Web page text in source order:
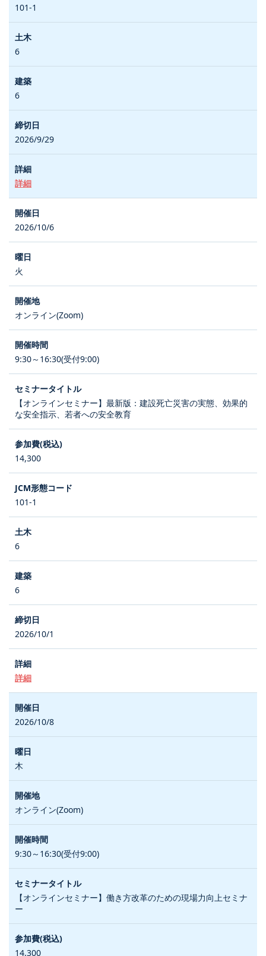
101-1
6
6
2026/9/29
詳細
2026/10/6
火
オンライン(Zoom)
9:30～16:30(受付9:00)
【オンラインセミナー】最新版：建設死亡災害の実態、効果的
な安全指示、若者への安全教育
14,300
101-1
6
6
2026/10/1
詳細
2026/10/8
木
オンライン(Zoom)
9:30～16:30(受付9:00)
【オンラインセミナー】働き方改革のための現場力向上セミナ
ー
14,300